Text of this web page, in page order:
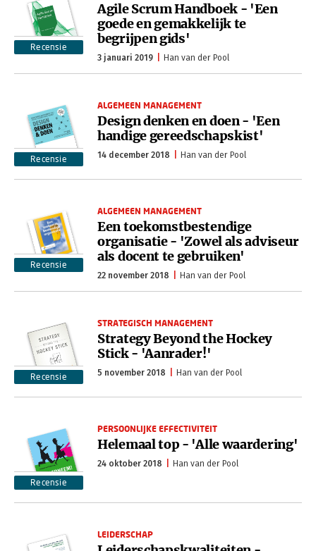
Recensie
Agile Scrum Handboek - 'Een
goede en gemakkelijk te
begrijpen gids'
3 januari 2019 Han van der Pool
Recensie
ALGEMEEN MANAGEMENT
Design denken en doen - 'Een
handige gereedschapskist'
14 december 2018 Han van der Pool
Recensie
ALGEMEEN MANAGEMENT
Een toekomstbestendige
organisatie - 'Zowel als adviseur
als docent te gebruiken'
22 november 2018 Han van der Pool
Recensie
STRATEGISCH MANAGEMENT
Strategy Beyond the Hockey
Stick - 'Aanrader!'
5 november 2018 Han van der Pool
Recensie
PERSOONLIJKE EFFECTIVITEIT
Helemaal top - 'Alle waardering'
24 oktober 2018 Han van der Pool
LEIDERSCHAP